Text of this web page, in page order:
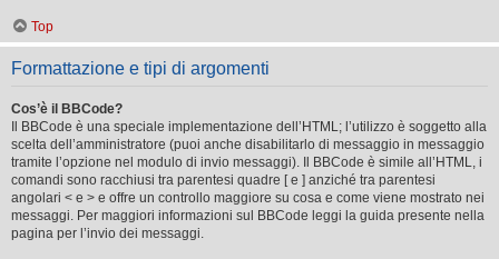
Top
Formattazione e tipi di argomenti
Cos’è il BBCode?
Il BBCode è una speciale implementazione dell’HTML; l’utilizzo è soggetto alla
scelta dell’amministratore (puoi anche disabilitarlo di messaggio in messaggio
tramite l’opzione nel modulo di invio messaggi). Il BBCode è simile all’HTML, i
comandi sono racchiusi tra parentesi quadre [ e ] anziché tra parentesi
angolari < e > e offre un controllo maggiore su cosa e come viene mostrato nei
messaggi. Per maggiori informazioni sul BBCode leggi la guida presente nella
pagina per l’invio dei messaggi.